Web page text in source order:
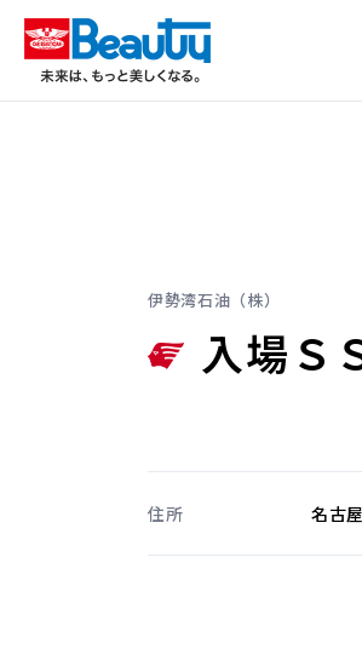
伊勢湾石油（株）
入場Ｓ
住所 名古